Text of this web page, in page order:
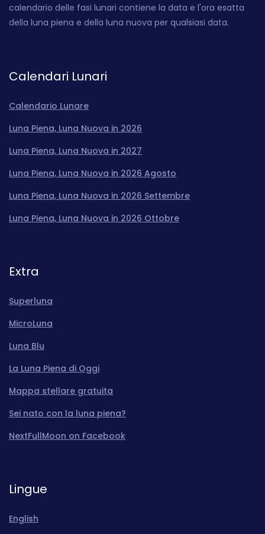
calendario delle fasi lunari contiene la data e l'ora esatta
della luna piena e della luna nuova per qualsiasi data.
Calendari Lunari
Calendario Lunare
Luna Piena, Luna Nuova in 2026
Luna Piena, Luna Nuova in 2027
Luna Piena, Luna Nuova in 2026 Agosto
Luna Piena, Luna Nuova in 2026 Settembre
Luna Piena, Luna Nuova in 2026 Ottobre
Extra
Superluna
MicroLuna
Luna Blu
La Luna Piena di Oggi
Mappa stellare gratuita
Sei nato con la luna piena?
NextFullMoon on Facebook
Lingue
English